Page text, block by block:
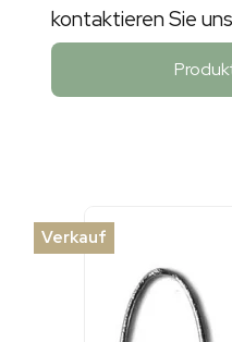
kontaktieren Sie
Verkauf